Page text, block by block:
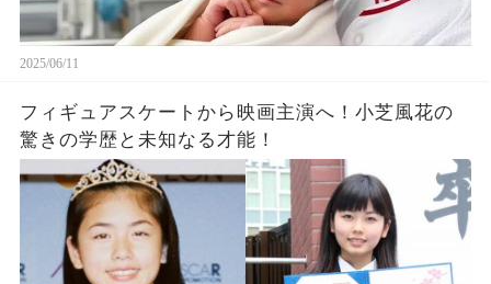
2025/06/11
フィギュアスケートから映画主演へ！小芝風花の
驚きの学歴と未知なる才能！